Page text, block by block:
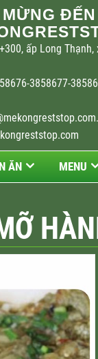
ấp Long
3858677-
ĂN MENU